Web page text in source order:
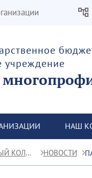
учреждение
НАШ
ОГБПОУ ТЕЙКОВСКИЙ МНОГОПРОФИЛЬНЫЙ КОЛЛЕДЖ НОВОСТИ